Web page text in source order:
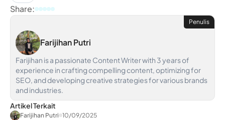
Share:
Penulis
Farijihan Putri
Farijihan is a passionate Content Writer with 3 years of
experience in crafting compelling content, optimizing for
SEO, and developing creative strategies for various brands
and industries.
Artikel Terkait
Farijihan Putri 10/09/2025